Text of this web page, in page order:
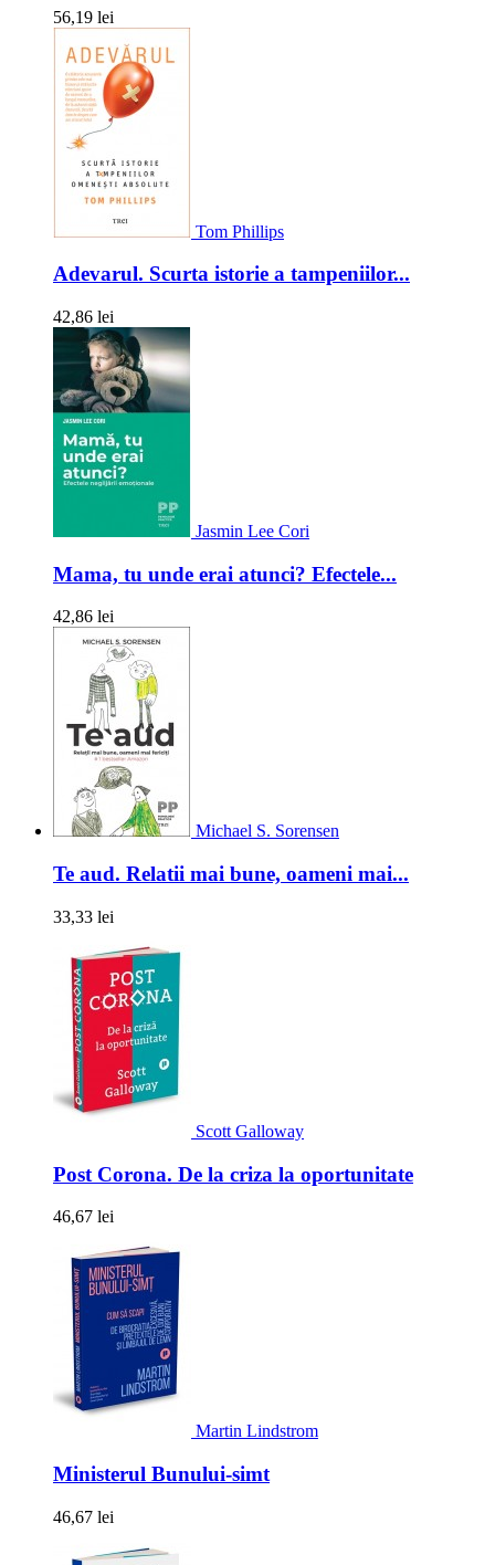
56,19 lei
Tom Phillips
Adevarul. Scurta istorie a tampeniilor...
42,86 lei
Jasmin Lee Cori
Mama, tu unde erai atunci? Efectele...
42,86 lei
Michael S. Sorensen
Te aud. Relatii mai bune, oameni mai...
33,33 lei
Scott Galloway
Post Corona. De la criza la oportunitate
46,67 lei
Martin Lindstrom
Ministerul Bunului-simt
46,67 lei